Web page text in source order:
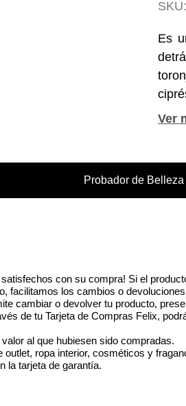
SKU:
Es
de
Probador de Belleza
con su compra! Si el
facilitamos los cambios o
cambiar o devolver tu producto,
de tu Tarjeta de Compras Felix,
al que hubiesen sido compradas.
ropa interior, cosméticos y
la tarjeta de garantía.